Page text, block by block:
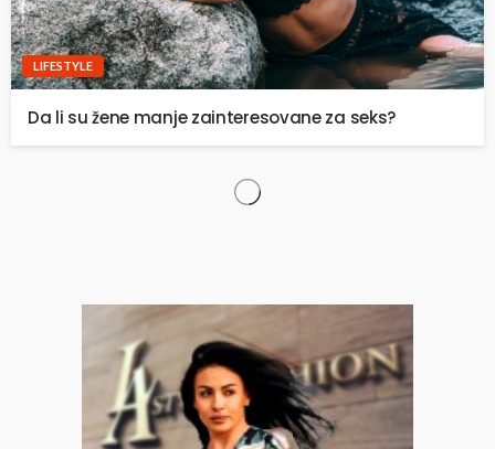
LIFESTYLE
Da li su žene manje zainteresovane za seks?